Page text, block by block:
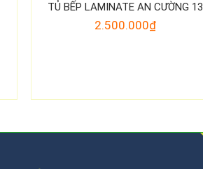
TỦ BẾP LAMINATE AN CƯỜNG 13
2.500.000₫